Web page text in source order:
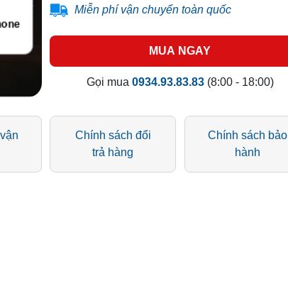
Miễn phí vận chuyển toàn quốc
MUA NGAY
Gọi mua 0934.93.83.83(8:00 - 18:00)
Chính sách đổi
trả hàng
Chính sách bảo
hành